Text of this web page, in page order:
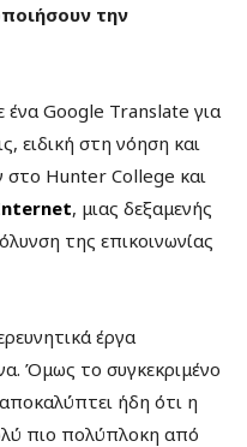
την
Google Translate για
ειδική στη νόηση και
στο Hunter College και
, μιας δεξαμενής
της επικοινωνίας
έργα
Όμως το συγκεκριμένο
ήδη ότι η
πιο πολύπλοκη από